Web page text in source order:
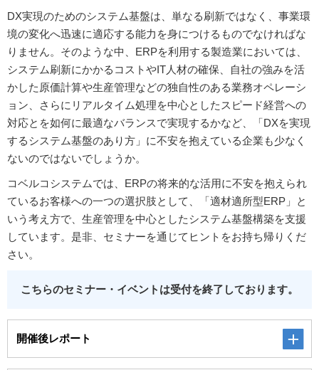
DX実現のためのシステム基盤は、単なる刷新ではなく、事業環
境の変化へ迅速に適応する能力を身につけるものでなければな
りません。そのような中、ERPを利用する製造業においては、
システム刷新にかかるコストやIT人材の確保、自社の強みを活
かした原価計算や生産管理などの独自性のある業務オペレーシ
ョン、さらにリアルタイム処理を中心としたスピード経営への
対応とを如何に最適なバランスで実現するかなど、「DXを実現
するシステム基盤のあり方」に不安を抱えている企業も少なく
ないのではないでしょうか。
コベルコシステムでは、ERPの将来的な活用に不安を抱えられ
ているお客様への一つの選択肢として、「適材適所型ERP」と
いう考え方で、生産管理を中心としたシステム基盤構築を支援
しています。是非、セミナーを通じてヒントをお持ち帰りくだ
さい。
こちらのセミナー・イベントは受付を終了しております。
開催後レポート